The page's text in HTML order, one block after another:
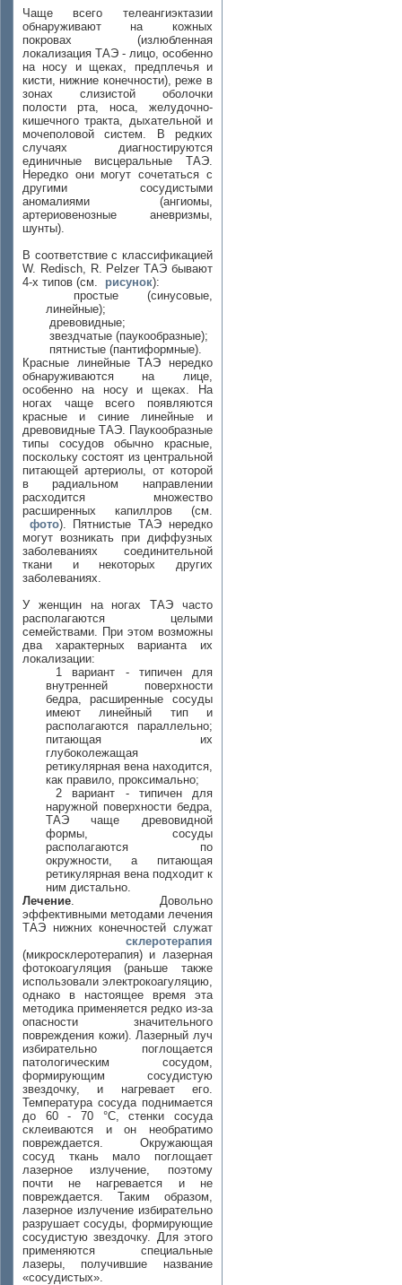
Чаще всего телеангиэктазии
обнаруживают на кожных
покровах (излюбленная
локализация ТАЭ - лицо, особенно
на носу и щеках, предплечья и
кисти, нижние конечности), реже в
зонах слизистой оболочки
полости рта, носа, желудочно-
кишечного тракта, дыхательной и
мочеполовой систем. В редких
случаях диагностируются
единичные висцеральные ТАЭ.
Нередко они могут сочетаться с
другими сосудистыми
аномалиями (ангиомы,
артериовенозные аневризмы,
шунты).
В соответствие с классификацией
W. Redisch, R. Pelzer ТАЭ бывают
4-х типов (см.
рисунок):
простые (синусовые,
линейные);
древовидные;
звездчатые (паукообразные);
пятнистые (пантиформные).
Красные линейные ТАЭ нередко
обнаруживаются на лице,
особенно на носу и щеках. На
ногах чаще всего появляются
красные и синие линейные и
древовидные ТАЭ. Паукообразные
типы сосудов обычно красные,
поскольку состоят из центральной
питающей артериолы, от которой
в радиальном направлении
расходится множество
расширенных капиллров (см.
фото). Пятнистые ТАЭ нередко
могут возникать при диффузных
заболеваниях соединительной
ткани и некоторых других
заболеваниях.
У женщин на ногах ТАЭ часто
располагаются целыми
семействами. При этом возможны
два характерных варианта их
локализации:
1 вариант - типичен для
внутренней поверхности
бедра, расширенные сосуды
имеют линейный тип и
располагаются параллельно;
питающая их
глубоколежащая
ретикулярная вена находится,
как правило, проксимально;
2 вариант - типичен для
наружной поверхности бедра,
ТАЭ чаще древовидной
формы, сосуды
располагаются по
окружности, а питающая
ретикулярная вена подходит к
ним дистально.
Лечение. Довольно
эффективными методами лечения
ТАЭ нижних конечностей служат
склеротерапия
(микросклеротерапия) и лазерная
фотокоагуляция (раньше также
использовали электрокоагуляцию,
однако в настоящее время эта
методика применяется редко из-за
опасности значительного
повреждения кожи). Лазерный луч
избирательно поглощается
патологическим сосудом,
формирующим сосудистую
звездочку, и нагревает его.
Температура сосуда поднимается
до 60 - 70 °С, стенки сосуда
склеиваются и он необратимо
повреждается. Окружающая
сосуд ткань мало поглощает
лазерное излучение, поэтому
почти не нагревается и не
повреждается. Таким образом,
лазерное излучение избирательно
разрушает сосуды, формирующие
сосудистую звездочку. Для этого
применяются специальные
лазеры, получившие название
«сосудистых».